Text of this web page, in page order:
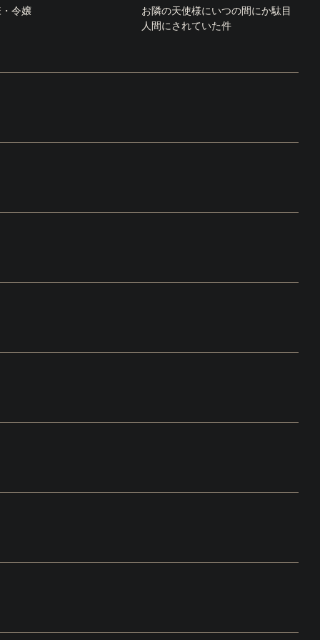
令嬢
お隣の天使様にいつの間にか駄目
人間にされていた件